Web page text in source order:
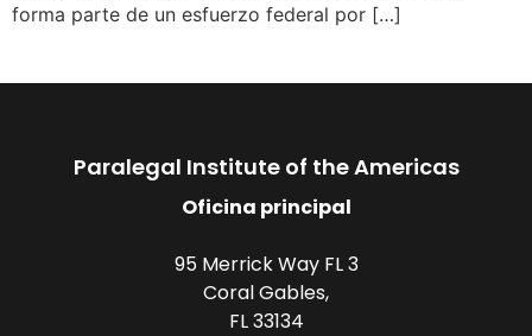
forma parte de un esfuerzo federal por […]
Paralegal Institute of the Americas
Oficina principal
95 Merrick Way FL 3
Coral Gables,
FL 33134